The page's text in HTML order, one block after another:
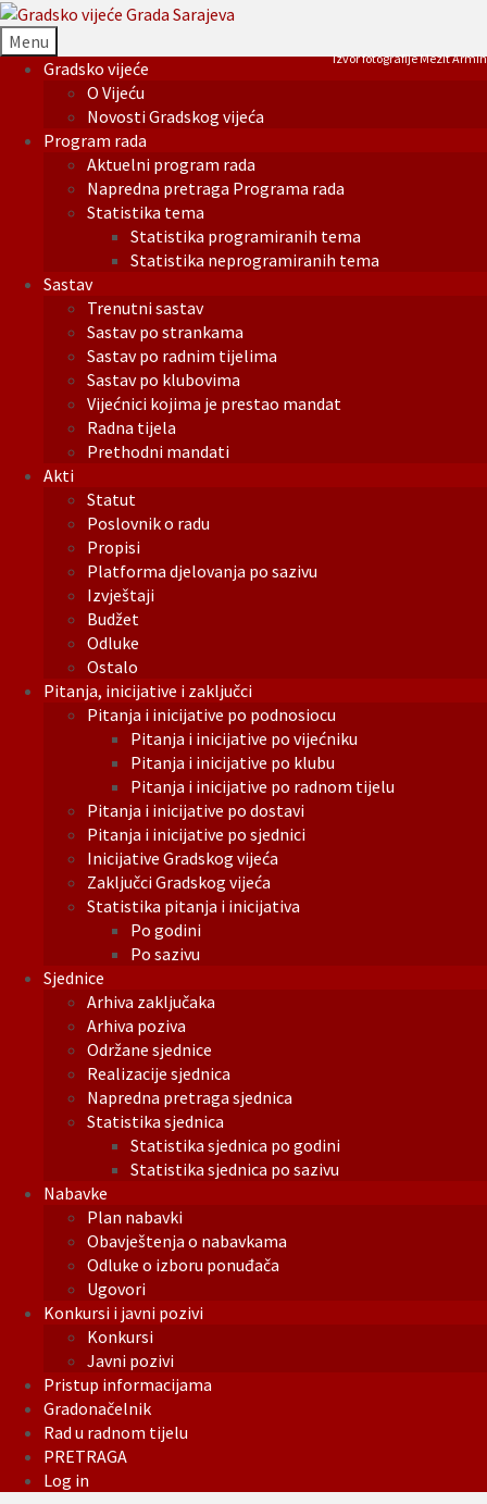
Menu
Gradsko vijeće
O Vijeću
Novosti Gradskog vijeća
Program rada
Aktuelni program rada
Napredna pretraga Programa rada
Statistika tema
Statistika programiranih tema
Statistika neprogramiranih tema
Sastav
Trenutni sastav
Sastav po strankama
Sastav po radnim tijelima
Sastav po klubovima
Vijećnici kojima je prestao mandat
Radna tijela
Prethodni mandati
Akti
Statut
Poslovnik o radu
Propisi
Platforma djelovanja po sazivu
Izvještaji
Budžet
Odluke
Ostalo
Pitanja, inicijative i zaključci
Pitanja i inicijative po podnosiocu
Pitanja i inicijative po vijećniku
Pitanja i inicijative po klubu
Pitanja i inicijative po radnom tijelu
Pitanja i inicijative po dostavi
Pitanja i inicijative po sjednici
Inicijative Gradskog vijeća
Zaključci Gradskog vijeća
Statistika pitanja i inicijativa
Po godini
Po sazivu
Sjednice
Arhiva zaključaka
Arhiva poziva
Održane sjednice
Realizacije sjednica
Napredna pretraga sjednica
Statistika sjednica
Statistika sjednica po godini
Statistika sjednica po sazivu
Nabavke
Plan nabavki
Obavještenja o nabavkama
Odluke o izboru ponuđača
Ugovori
Konkursi i javni pozivi
Konkursi
Javni pozivi
Pristup informacijama
Gradonačelnik
Rad u radnom tijelu
PRETRAGA
Log in
Izvor fotografije Mezit Armin